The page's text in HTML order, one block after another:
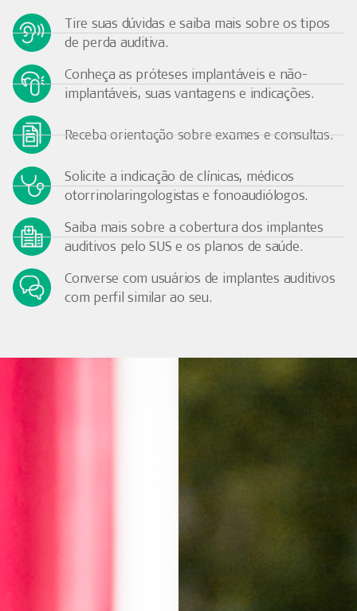
Tire suas dúvidas e saiba mais sobre os tipos
de perda auditiva.
Conheça as próteses implantáveis e não-
implantáveis, suas vantagens e indicações.
Receba orientação sobre exames e consultas.
Solicite a indicação de clínicas, médicos
otorrinolaringologistas e fonoaudiólogos.
Saiba mais sobre a cobertura dos implantes
auditivos pelo SUS e os planos de saúde.
Converse com usuários de implantes auditivos
com perfil similar ao seu.